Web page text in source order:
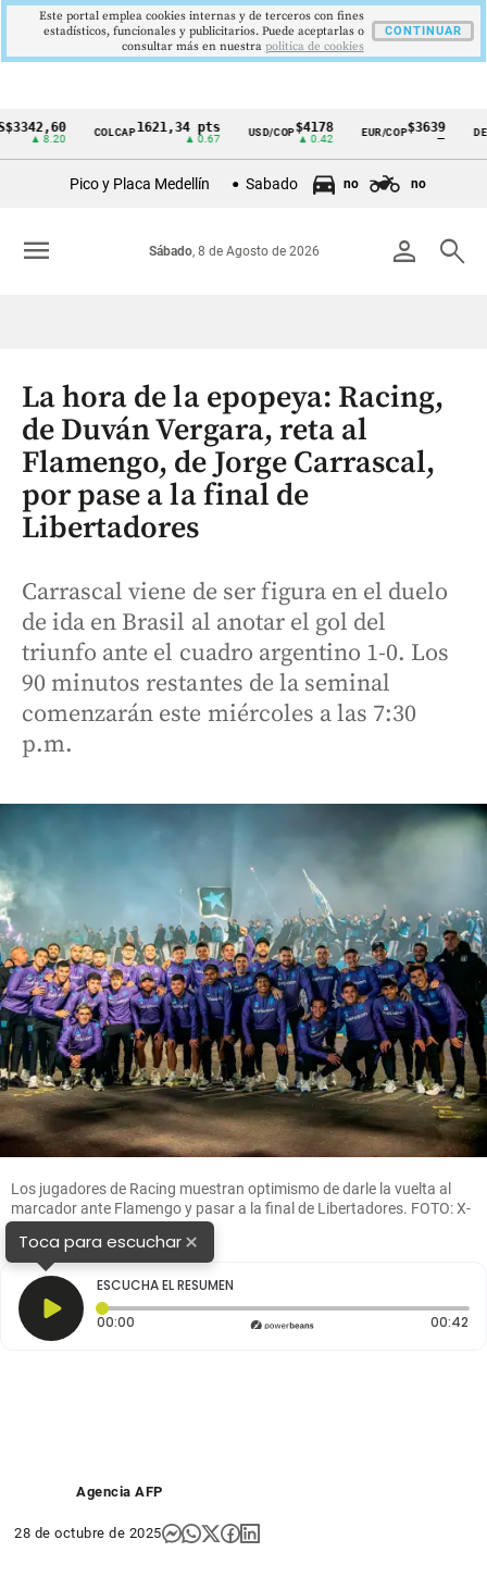
Cintillo
Colombia
COLCAP1621,34 pts USD/COP$4178
▲ 0.42
EUR/COP$3639
—
Pico y Placa Medellín Sabado no no
person search
Sábado, 8 de Agosto de 2026
menu
La hora de la epopeya: Racing,
de Duván Vergara, reta al
Flamengo, de Jorge Carrascal,
por pase a la final de
Libertadores
Carrascal viene de ser figura en el duelo
de ida en Brasil al anotar el gol del
triunfo ante el cuadro argentino 1-0. Los
90 minutos restantes de la seminal
comenzarán este miércoles a las 7:30
p.m.
Los jugadores de Racing muestran optimismo de darle la vuelta al
marcador ante Flamengo y pasar a la final de Libertadores. FOTO: X-
RACING,
Toca para escuchar×
ESCUCHA EL RESUMEN
00:00 Tiempo transcurrido: 0 segundos 00:42
Agencia AFP
28 de octubre de 2025
Este portal emplea cookies internas y de terceros con fines
estadísticos, funcionales y publicitarios. Puede aceptarlas o
consultar más en nuestra politica de cookies
CONTINUAR